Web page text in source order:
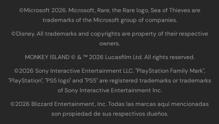
©Microsoft 2026. Microsoft, Rare, the Rare logo, Sea of Thieves are
trademarks of the Microsoft group of companies.
©Disney. All trademarks and copyrights are property of their respective
owners.
MONKEY ISLAND © & ™ 20‍26 Lucasfilm Ltd. All rights reserved.
©2026 Sony Interactive Entertainment LLC. "PlayStation Family Mark",
"PlayStation", "PS5 logo" and "PS5" are registered trademarks or trademarks
of Sony Interactive Entertainment Inc.
©2026 Blizzard Entertainment, Inc. Todas las marcas aquí mencionadas
son propiedad de sus respectivos dueños.